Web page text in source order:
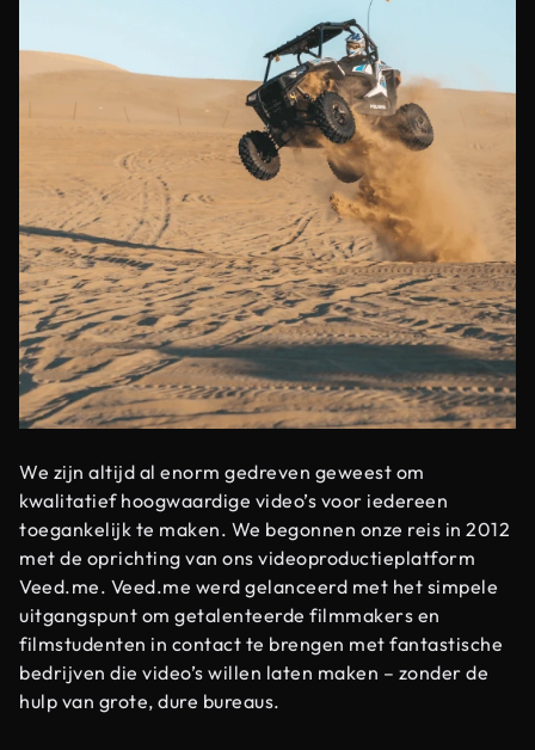
We zijn altijd al enorm gedreven geweest om
kwalitatief hoogwaardige video’s voor iedereen
toegankelijk te maken. We begonnen onze reis in 2012
met de oprichting van ons videoproductieplatform
Veed.me. Veed.me werd gelanceerd met het simpele
uitgangspunt om getalenteerde filmmakers en
filmstudenten in contact te brengen met fantastische
bedrijven die video’s willen laten maken – zonder de
hulp van grote, dure bureaus.